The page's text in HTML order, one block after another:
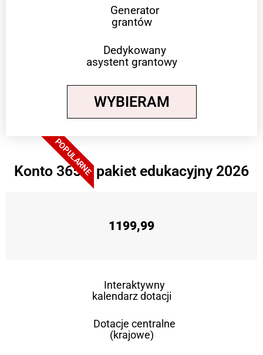
Generator
grantów
Dedykowany
asystent grantowy
WYBIERAM
POPULARNE
Konto 365 + pakiet edukacyjny 2026
1199,99
Interaktywny
kalendarz dotacji
Dotacje centralne
(krajowe)